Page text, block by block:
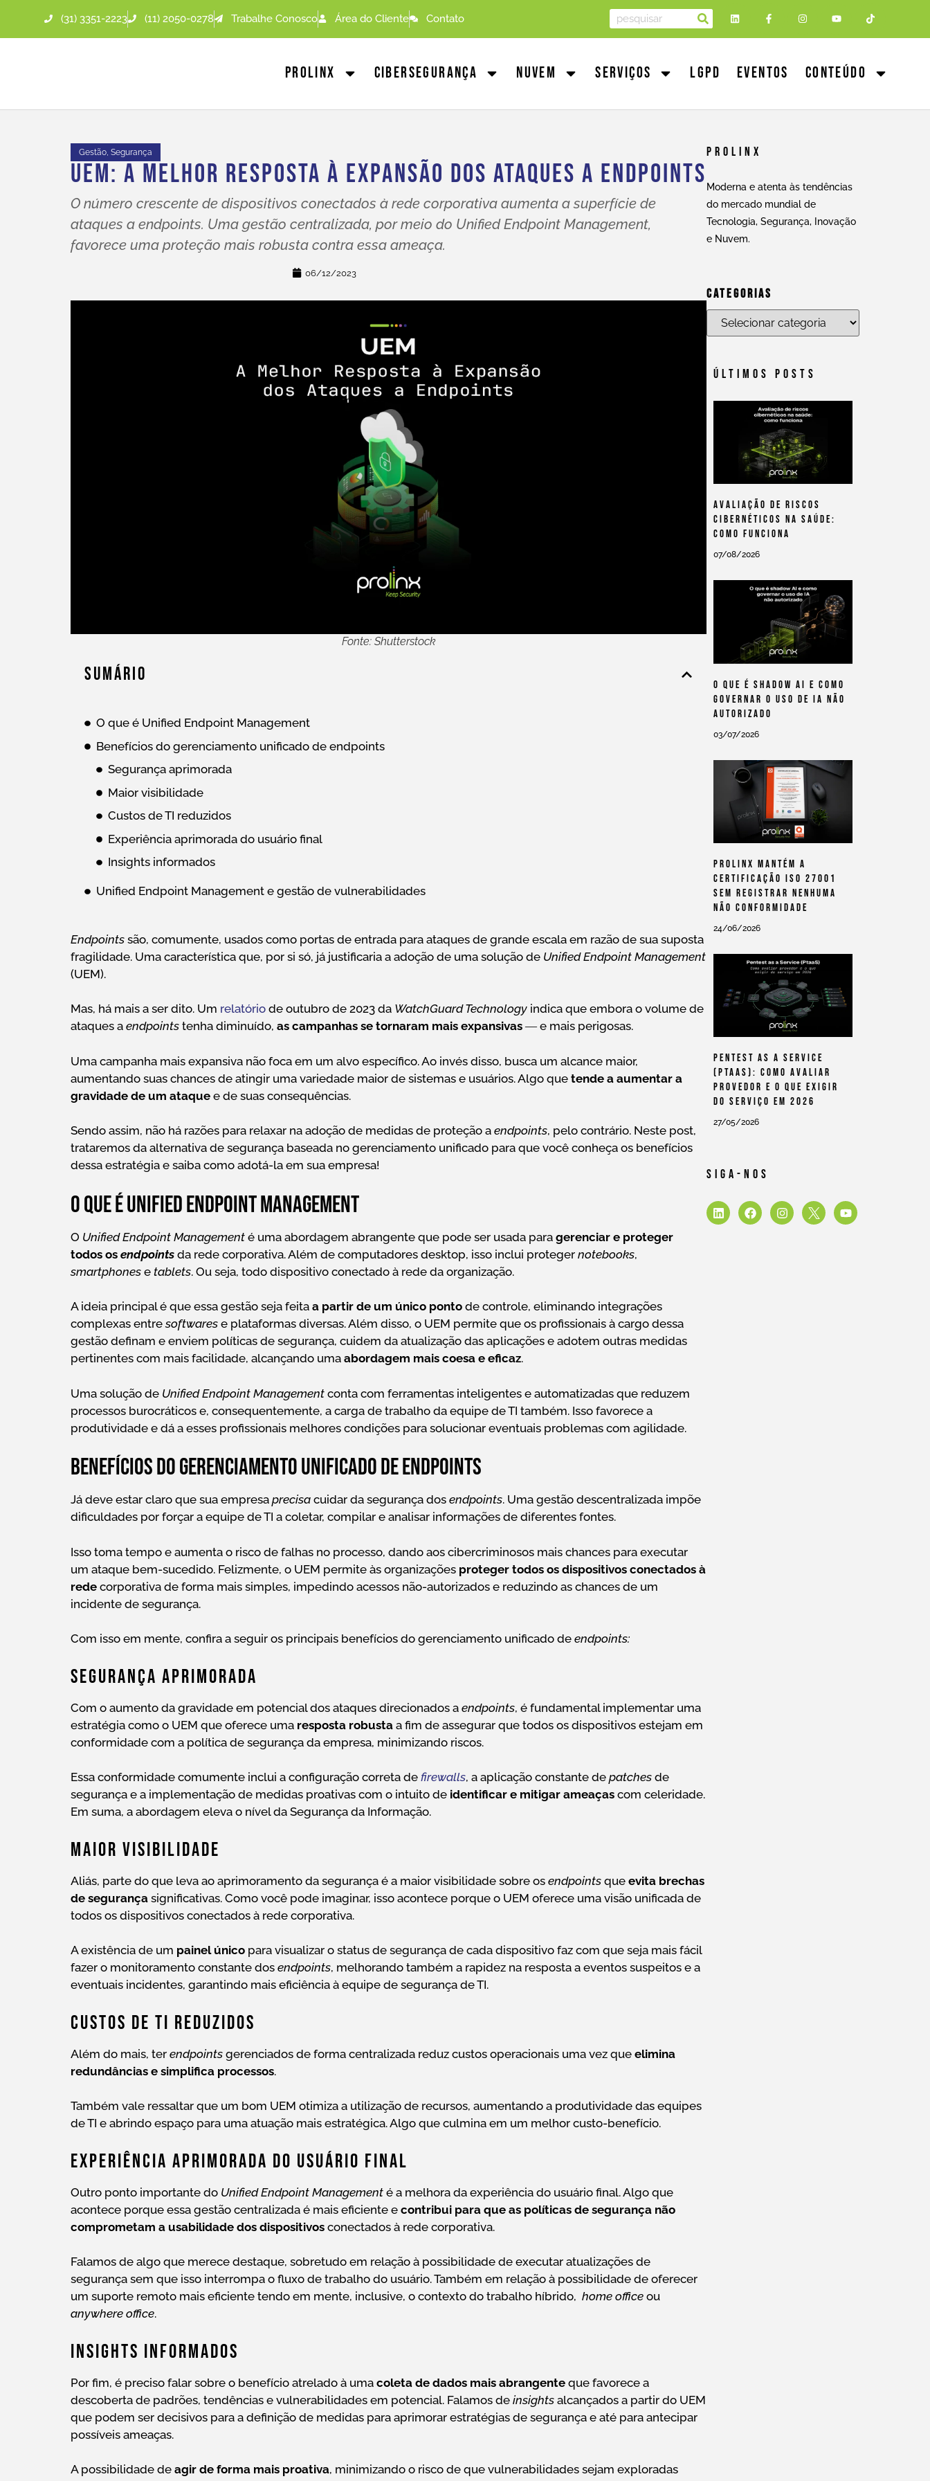
(31) 3351-2223 (11) 2050-0278 Trabalhe Conosco Área do Cliente Contato
Prolinx Cibersegurança Nuvem Serviços LGPD Eventos Conteúdo
Gestão Segurança
UEM: A Melhor Resposta À Expansão Dos Ataques A Endpoints
O número crescente de dispositivos conectados à rede corporativa aumenta a superfície de
ataques a endpoints. Uma gestão centralizada, por meio do Unified Endpoint Management,
favorece uma proteção mais robusta contra essa ameaça.
06/12/2023
Fonte: Shutterstock
Sumário
O que é Unified Endpoint Management
Benefícios do gerenciamento unificado de endpoints
Segurança aprimorada
Maior visibilidade
Custos de TI reduzidos
Experiência aprimorada do usuário final
Insights informados
Unified Endpoint Management e gestão de vulnerabilidades
Endpoints são, comumente, usados como portas de entrada para ataques de grande escala em razão de sua suposta
fragilidade. Uma característica que, por si só, já justificaria a adoção de uma solução de Unified Endpoint Management
(UEM).
Mas, há mais a ser dito. Um relatório de outubro de 2023 da WatchGuard Technology indica que embora o volume de
ataques a endpoints tenha diminuído, as campanhas se tornaram mais expansivas ― e mais perigosas.
Uma campanha mais expansiva não foca em um alvo específico. Ao invés disso, busca um alcance maior,
aumentando suas chances de atingir uma variedade maior de sistemas e usuários. Algo que tende a aumentar a
gravidade de um ataque e de suas consequências.
Sendo assim, não há razões para relaxar na adoção de medidas de proteção a endpoints, pelo contrário. Neste post,
trataremos da alternativa de segurança baseada no gerenciamento unificado para que você conheça os benefícios
dessa estratégia e saiba como adotá-la em sua empresa!
O que é Unified Endpoint Management
O Unified Endpoint Management é uma abordagem abrangente que pode ser usada para gerenciar e proteger
todos os endpoints da rede corporativa. Além de computadores desktop, isso inclui proteger notebooks,
smartphones e tablets. Ou seja, todo dispositivo conectado à rede da organização.
A ideia principal é que essa gestão seja feita a partir de um único ponto de controle, eliminando integrações
complexas entresoftwares e plataformas diversas. Além disso, o UEM permite que os profissionais à cargo dessa
gestão definam e enviem políticas de segurança, cuidem da atualização das aplicações e adotem outras medidas
pertinentes com mais facilidade, alcançando uma abordagem mais coesa e eficaz.
Uma solução de Unified Endpoint Management conta com ferramentas inteligentes e automatizadas que reduzem
processos burocráticos e, consequentemente, a carga de trabalho da equipe de TI também. Isso favorece a
produtividade e dá a esses profissionais melhores condições para solucionar eventuais problemas com agilidade.
Benefícios do gerenciamento unificado de endpoints
Já deve estar claro que sua empresa precisa cuidar da segurança dos endpoints. Uma gestão descentralizada impõe
dificuldades por forçar a equipe de TI a coletar, compilar e analisar informações de diferentes fontes.
Isso toma tempo e aumenta o risco de falhas no processo, dando aos cibercriminosos mais chances para executar
um ataque bem-sucedido. Felizmente, o UEM permite às organizações proteger todos os dispositivos conectados à
rede corporativa de forma mais simples, impedindo acessos não-autorizados e reduzindo as chances de um
incidente de segurança.
Com isso em mente, confira a seguir os principais benefícios do gerenciamento unificado de endpoints:
Segurança Aprimorada
Com o aumento da gravidade em potencial dos ataques direcionados a endpoints, é fundamental implementar uma
estratégia como o UEM que oferece uma resposta robusta a fim de assegurar que todos os dispositivos estejam em
conformidade com a política de segurança da empresa, minimizando riscos.
Essa conformidade comumente inclui a configuração correta de firewalls, a aplicação constante de patches de
segurança e a implementação de medidas proativas com o intuito de identificar e mitigar ameaças com celeridade.
Em suma, a abordagem eleva o nível da Segurança da Informação.
Maior Visibilidade
Aliás, parte do que leva ao aprimoramento da segurança é a maior visibilidade sobre os endpoints que evita brechas
de segurança significativas. Como você pode imaginar, isso acontece porque o UEM oferece uma visão unificada de
todos os dispositivos conectados à rede corporativa.
A existência de um painel único para visualizar o status de segurança de cada dispositivo faz com que seja mais fácil
fazer o monitoramento constante dos endpoints, melhorando também a rapidez na resposta a eventos suspeitos e a
eventuais incidentes, garantindo mais eficiência à equipe de segurança de TI.
Custos De TI Reduzidos
Além do mais, ter endpoints gerenciados de forma centralizada reduz custos operacionais uma vez que elimina
redundâncias e simplifica processos.
Também vale ressaltar que um bom UEM otimiza a utilização de recursos, aumentando a produtividade das equipes
de TI e abrindo espaço para uma atuação mais estratégica. Algo que culmina em um melhor custo-benefício.
Experiência Aprimorada Do Usuário Final
Outro ponto importante do Unified Endpoint Management é a melhora da experiência do usuário final. Algo que
acontece porque essa gestão centralizada é mais eficiente e contribui para que as políticas de segurança não
comprometam a usabilidade dos dispositivos conectados à rede corporativa.
Falamos de algo que merece destaque, sobretudo em relação à possibilidade de executar atualizações de
segurança sem que isso interrompa o fluxo de trabalho do usuário. Também em relação à possibilidade de oferecer
um suporte remoto mais eficiente tendo em mente, inclusive, o contexto do trabalho híbrido, home office ou
anywhere office.
Insights Informados
Por fim, é preciso falar sobre o benefício atrelado à uma coleta de dados mais abrangente que favorece a
descoberta de padrões, tendências e vulnerabilidades em potencial. Falamos de insights alcançados a partir do UEM
que podem ser decisivos para a definição de medidas para aprimorar estratégias de segurança e até para antecipar
possíveis ameaças.
A possibilidade de agir de forma mais proativa, minimizando o risco de que vulnerabilidades sejam exploradas
Prolinx
Moderna e atenta às tendências
do mercado mundial de
Tecnologia, Segurança, Inovação
e Nuvem.
Categorias
Últimos Posts
Avaliação De Riscos
Cibernéticos Na Saúde:
Como Funciona
07/08/2026
O Que É Shadow AI E Como
Governar O Uso De IA Não
Autorizado
03/07/2026
Prolinx Mantém A
Certificação ISO 27001
Sem Registrar Nenhuma
Não Conformidade
24/06/2026
Pentest As A Service
(PtaaS): Como Avaliar
Provedor E O Que Exigir
Do Serviço Em 2026
27/05/2026
Siga-Nos